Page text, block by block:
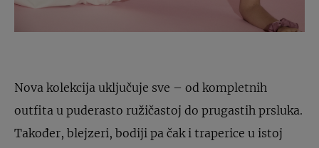
Nova kolekcija uključuje sve – od kompletnih
outfita u puderasto ružičastoj do prugastih prsluka.
Također, blejzeri, bodiji pa čak i traperice u istoj